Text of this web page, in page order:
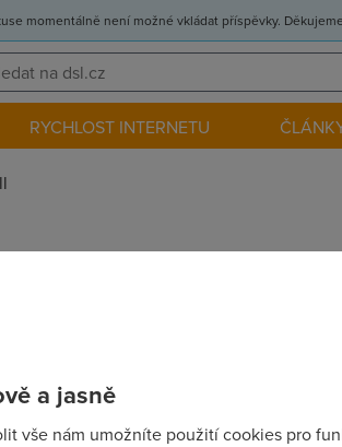
momentálně není možné vkládat příspěvky.
RYCHLOST INTERNETU
moc těšim. (Ted mam GPRS od ET a je to
zdarma?? Diky Lukas
a jasně
vše nám umožníte použití cookies pro